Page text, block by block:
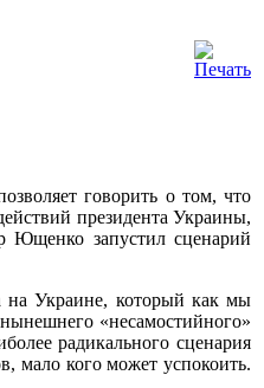
говорить о том, что
президента Украины,
Ющенко запустил сценарий
на Украине, который как мы
«несамостийного»
радикального сценария
мало кого может успокоить.